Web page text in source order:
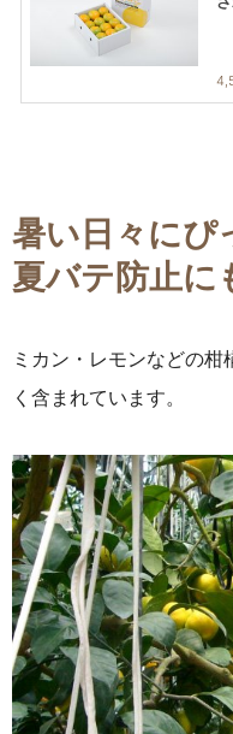
暑い日々にぴ
夏バテ防止に
ミカン・レモンなどの
く含まれています。